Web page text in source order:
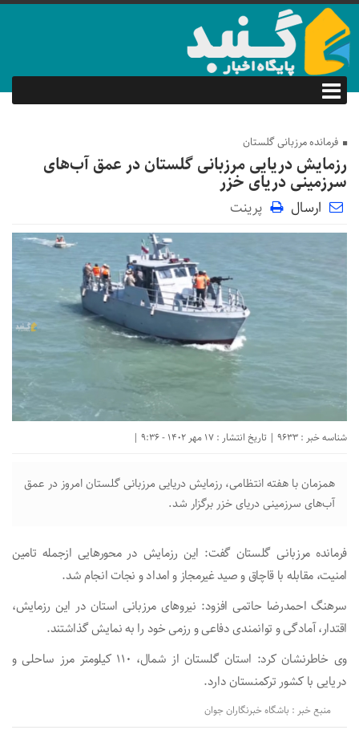
فرمانده مرزبانی گلستان
رزمایش دریایی مرزبانی گلستان در عمق آب‌های
سرزمینی دریای خزر
ارسال پرینت
شناسه خبر : 9633 | تاریخ انتشار : 17 مهر 1402 - 9:36 |
همزمان با هفته انتظامی، رزمایش دریایی مرزبانی گلستان امروز در عمق
آب‌های سرزمینی دریای خزر برگزار شد.
فرمانده مرزبانی گلستان گفت: این رزمایش در محور‌هایی ازجمله تامین
امنیت، مقابله با قاچاق و صید غیرمجاز و امداد و نجات انجام شد.
سرهنگ احمدرضا حاتمی افزود: نیرو‌های مرزبانی استان در این رزمایش،
اقتدار، آمادگی و توانمندی دفاعی و رزمی خود را به نمایش گذاشتند.
وی خاطرنشان کرد: استان گلستان از شمال، ۱۱۰ کیلومتر مرز ساحلی و
دریایی با کشور ترکمنستان دارد.
منبع خبر : باشگاه خبرنگاران جوان